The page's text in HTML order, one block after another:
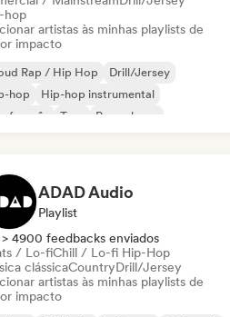
hop
artistas às minhas playlists de
impacto
Rap / Hip Hop
Drill/Jersey
hop
Hip-hop instrumental
francês
Trap
Pop urbano
ADAD Audio
Playlist
> 4900 feedbacks enviados
/ Lo-fiChill / Lo-fi Hip-Hop
clássicaCountryDrill/Jersey
artistas às minhas playlists de
impacto